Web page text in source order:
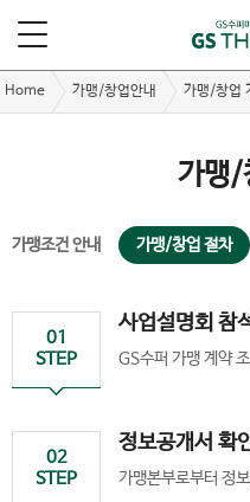
Home 가맹/창업안내 가맹/창업
가맹/
가맹조건 안내 가맹/창업 절차
01
STEP
사업설명회 참
GS수퍼 가맹 계약
02
STEP
정보공개서 확
가맹본부로부터 정